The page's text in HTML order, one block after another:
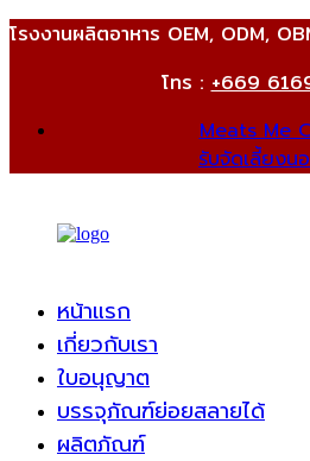
โรงงานผลิตอาหาร OEM, ODM,
โทร :+669
Meats Me
รับจัดเลี้ยงน
หน้าแรก
เกี่ยวกับเรา
ใบอนุญาต
บรรจุภัณฑ์ย่อยสลายได้
ผลิตภัณฑ์